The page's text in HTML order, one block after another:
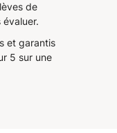
de
évaluer.
et garantis
5 sur une